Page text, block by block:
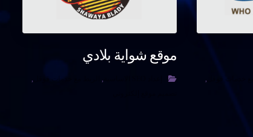
,
موقع شواية بلادي
, الربط مع خدمات قوقل ,